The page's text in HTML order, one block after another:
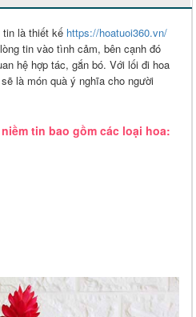
tin là thiết kế https://hoatuoi360.vn/
tin vào tình cảm, bên cạnh đó
hệ hợp tác, gắn bó. Với lối đi hoa
là món quà ý nghĩa cho người
tin bao gồm các loại hoa: